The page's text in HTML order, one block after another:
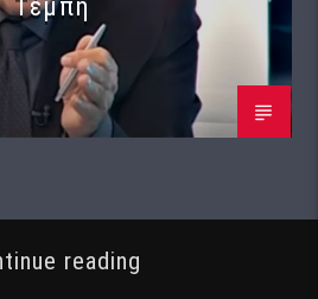
Τέμπη
reading